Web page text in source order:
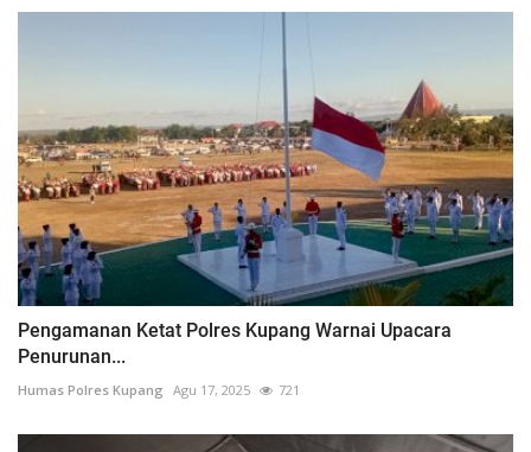
Pengamanan Ketat Polres Kupang Warnai Upacara
Penurunan...
Humas Polres Kupang Agu 17, 2025 721